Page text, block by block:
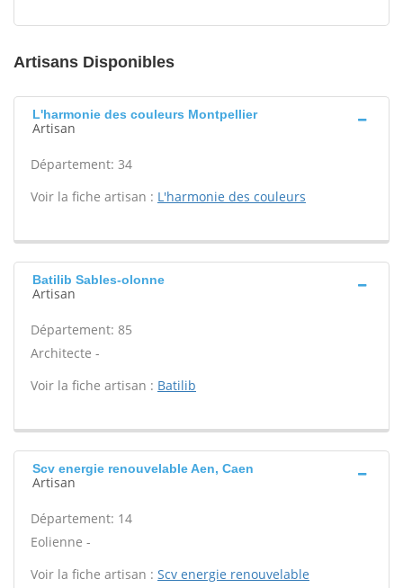
Artisans Disponibles
L'harmonie des couleurs Montpellier
Artisan
Département: 34
Voir la fiche artisan : L'harmonie des couleurs
Batilib Sables-olonne
Artisan
Département: 85
Architecte -
Voir la fiche artisan : Batilib
Scv energie renouvelable Aen, Caen
Artisan
Département: 14
Eolienne -
Voir la fiche artisan : Scv energie renouvelable